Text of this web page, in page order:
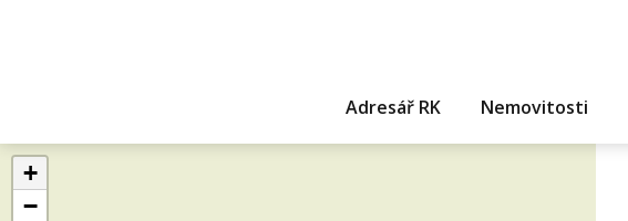
Adresář RK Nemovitosti
+
−